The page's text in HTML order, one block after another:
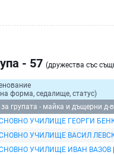
- 57 (дружества със
форма, седалище, статус)
групата - майка и дъщерни д-
УЧИЛИЩЕ ГЕОРГИ
УЧИЛИЩЕ ВАСИЛ
УЧИЛИЩЕ ИВАН ВАЗОВ